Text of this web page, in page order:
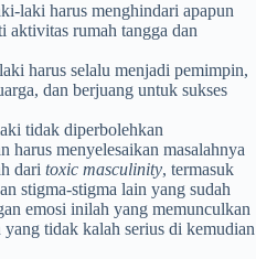
laki harus menghindari apapun
aktivitas rumah tangga dan
harus selalu menjadi pemimpin,
dan berjuang untuk sukses
tidak diperbolehkan
harus menyelesaikan masalahnya
dari toxic masculinity, termasuk
stigma-stigma lain yang sudah
emosi inilah yang memunculkan
yang tidak kalah serius di kemudian